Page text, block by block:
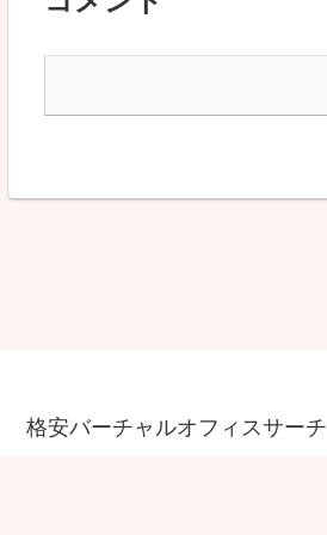
格安バーチャルオフィスサーチ